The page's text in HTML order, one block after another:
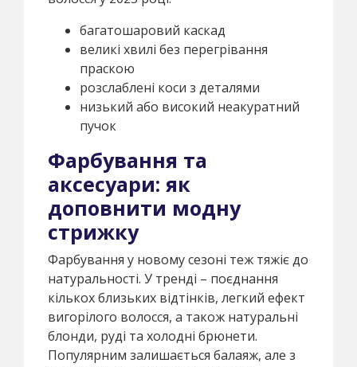
багатошаровий каскад
великі хвилі без перегрівання
праскою
розслаблені коси з деталями
низький або високий неакуратний
пучок
Фарбування та
аксесуари: як
доповнити модну
стрижку
Фарбування у новому сезоні теж тяжіє до
натуральності. У тренді – поєднання
кількох близьких відтінків, легкий ефект
вигорілого волосся, а також натуральні
блонди, руді та холодні брюнети.
Популярним залишається балаяж, але з